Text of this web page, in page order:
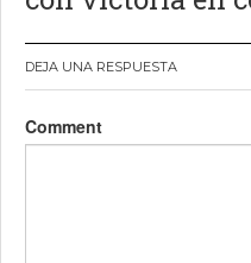
entradas
DEJA UNA RESPUESTA
Comment